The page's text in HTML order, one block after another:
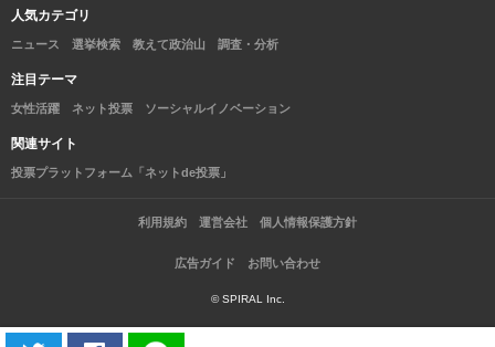
人気カテゴリ
ニュース 選挙検索 教えて政治山 調査・分析
注目テーマ
女性活躍 ネット投票 ソーシャルイノベーション
関連サイト
投票プラットフォーム「ネットde投票」
利用規約 運営会社 個人情報保護方針
広告ガイド お問い合わせ
© SPIRAL Inc.